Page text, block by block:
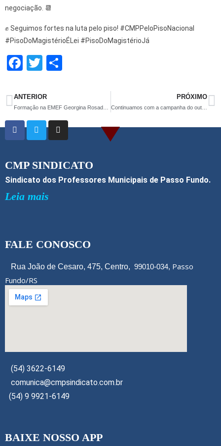
negociação. 📆
✊ Seguimos fortes na luta pelo piso! #CMPPeloPisoNacional
#PisoDoMagistérioÉLei #PisoDoMagistérioJá
F
ce
b
o
o
k
T
tt
er e
ANTERIOR PRÓXIMO
Continuamos com a campanha do outdoor do CMP!
CMP SINDICATO
Sindicato dos Professores Municipais de Passo Fundo.
Leia mais
FALE CONOSCO
Rua João de Cesaro, 475, Centro, 99010-034, Passo
Fundo/RS
(54) 3622-6149
comunica@cmpsindicato.com.br
(54) 9 9921-6149
BAIXE NOSSO APP